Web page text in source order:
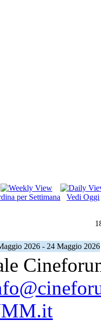
per Settimana Vedi Oggi
2026 - 24 Maggio 2026